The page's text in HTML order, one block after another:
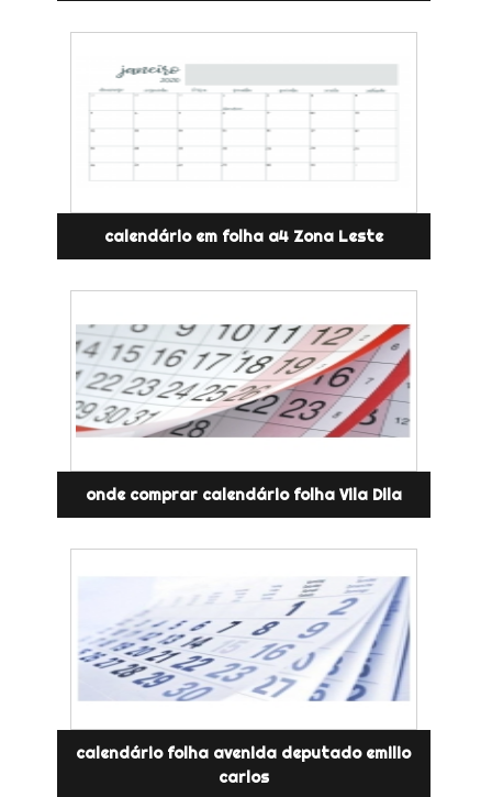
calendário em folha a4 Zona Leste
onde comprar calendário folha Vila Dila
calendário folha avenida deputado emilio
carlos